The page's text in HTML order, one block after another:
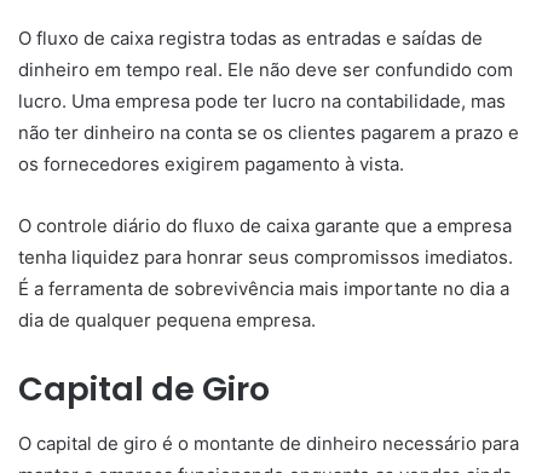
O fluxo de caixa registra todas as entradas e saídas de
dinheiro em tempo real. Ele não deve ser confundido com
lucro. Uma empresa pode ter lucro na contabilidade, mas
não ter dinheiro na conta se os clientes pagarem a prazo e
os fornecedores exigirem pagamento à vista.
O controle diário do fluxo de caixa garante que a empresa
tenha liquidez para honrar seus compromissos imediatos.
É a ferramenta de sobrevivência mais importante no dia a
dia de qualquer pequena empresa.
Capital de Giro
O capital de giro é o montante de dinheiro necessário para